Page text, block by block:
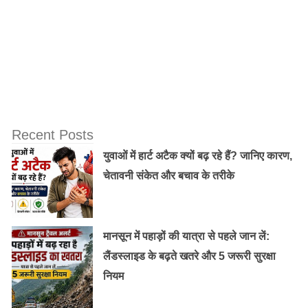
भगवान विष्णु के बाद एक अन्य सर्वशक्तिशाली भगवान हनुमान हैं।
इस बात में कोई आश्चर्य नहीं है कि वे बहुत शांत हैं! उन्हें भगवान शिव
का 11वां अवतार कहा जाता है। हनुमान को भगवान राम के प्रति
उनकी महान भक्ति के लिए जाना जाता है।भगवान राम भगवान विष्णु
का ही अवतार थे। उनके बीच का बंधन भगवान शिव की भगवान
विष्णु के प्रति भक्ति को प्रदर्शित करता है।
Recent Posts
युवाओं में हार्ट अटैक क्यों बढ़ रहे हैं? जानिए कारण,
चेतावनी संकेत और बचाव के तरीके
मानसून में पहाड़ों की यात्रा से पहले जान लें:
लैंडस्लाइड के बढ़ते खतरे और 5 जरूरी सुरक्षा
नियम